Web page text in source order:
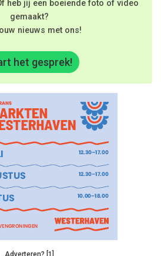
heb jij een boeiende foto of video
gemaakt?
nieuws met ons!
het gesprek!
Adverteren? [1]